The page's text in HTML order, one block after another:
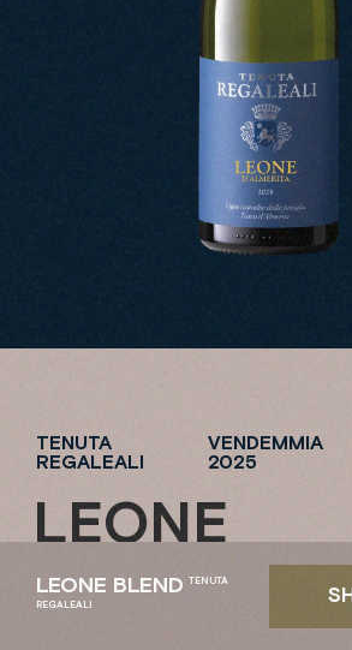
TENUTA
REGALEALI
VENDEMMIA
2025
LEONE
LEONE BLEND TENUTA
REGALEALI
S